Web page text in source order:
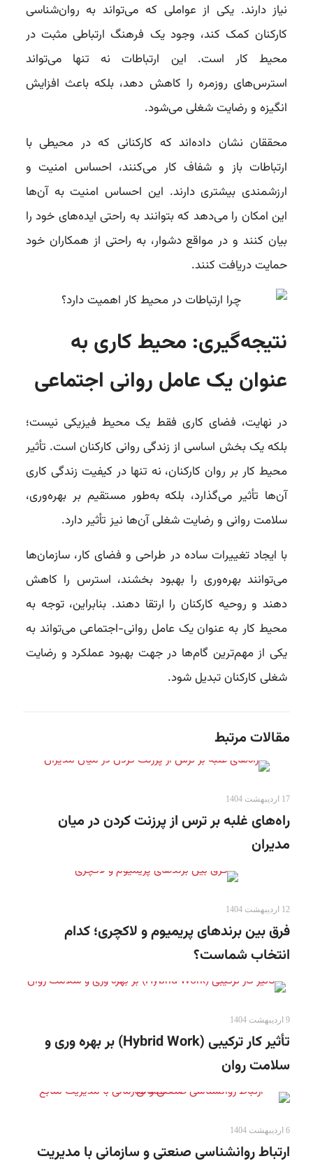
نیاز دارند. یکی از عواملی که می‌تواند به روان‌شناسی
کارکنان کمک کند، وجود یک فرهنگ ارتباطی مثبت در
محیط کار است. این ارتباطات نه تنها می‌تواند
استرس‌های روزمره را کاهش دهد، بلکه باعث افزایش
انگیزه و رضایت شغلی می‌شود.
محققان نشان داده‌اند که کارکنانی که در محیطی با
ارتباطات باز و شفاف کار می‌کنند، احساس امنیت و
ارزشمندی بیشتری دارند. این احساس امنیت به آن‌ها
این امکان را می‌دهد که بتوانند به راحتی ایده‌های خود را
بیان کنند و در مواقع دشوار، به راحتی از همکاران خود
حمایت دریافت کنند.
نتیجه‌گیری: محیط کاری به
عنوان یک عامل روانی اجتماعی
در نهایت، فضای کاری فقط یک محیط فیزیکی نیست؛
بلکه یک بخش اساسی از زندگی روانی کارکنان است. تأثیر
محیط کار بر روان کارکنان، نه تنها در کیفیت زندگی کاری
آن‌ها تأثیر می‌گذارد، بلکه به‌طور مستقیم بر بهره‌وری،
سلامت روانی و رضایت شغلی آن‌ها نیز تأثیر دارد.
با ایجاد تغییرات ساده در طراحی و فضای کار، سازمان‌ها
می‌توانند بهره‌وری را بهبود بخشند، استرس را کاهش
دهند و روحیه کارکنان را ارتقا دهند. بنابراین، توجه به
محیط کار به عنوان یک عامل روانی-اجتماعی می‌تواند به
یکی از مهم‌ترین گام‌ها در جهت بهبود عملکرد و رضایت
شغلی کارکنان تبدیل شود.
مقالات مرتبط
17 اردیبهشت 1404
راه‌های غلبه بر ترس از پرزنت کردن در میان
مدیران
12 اردیبهشت 1404
فرق بین برندهای پریمیوم و لاکچری؛ کدام
انتخاب شماست؟
9 اردیبهشت 1404
تأثیر کار ترکیبی (Hybrid Work) بر بهره وری و
سلامت روان
6 اردیبهشت 1404
ارتباط روانشناسی صنعتی و سازمانی با مدیریت